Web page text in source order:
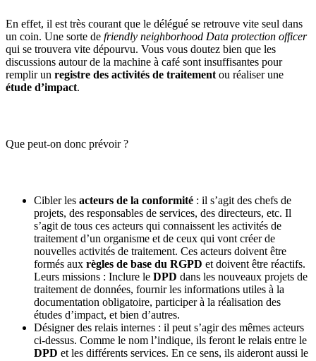
En effet, il est très courant que le délégué se retrouve vite seul dans
un coin. Une sorte de friendly neighborhood Data protection officer
qui se trouvera vite dépourvu. Vous vous doutez bien que les
discussions autour de la machine à café sont insuffisantes pour
remplir un registre des activités de traitement ou réaliser une
étude d’impact.
Que peut-on donc prévoir ?
Cibler les acteurs de la conformité : il s’agit des chefs de
projets, des responsables de services, des directeurs, etc. Il
s’agit de tous ces acteurs qui connaissent les activités de
traitement d’un organisme et de ceux qui vont créer de
nouvelles activités de traitement. Ces acteurs doivent être
formés aux règles de base du RGPD et doivent être réactifs.
Leurs missions : Inclure le DPD dans les nouveaux projets de
traitement de données, fournir les informations utiles à la
documentation obligatoire, participer à la réalisation des
études d’impact, et bien d’autres.
Désigner des relais internes : il peut s’agir des mêmes acteurs
ci-dessus. Comme le nom l’indique, ils feront le relais entre le
DPD et les différents services. En ce sens, ils aideront aussi le